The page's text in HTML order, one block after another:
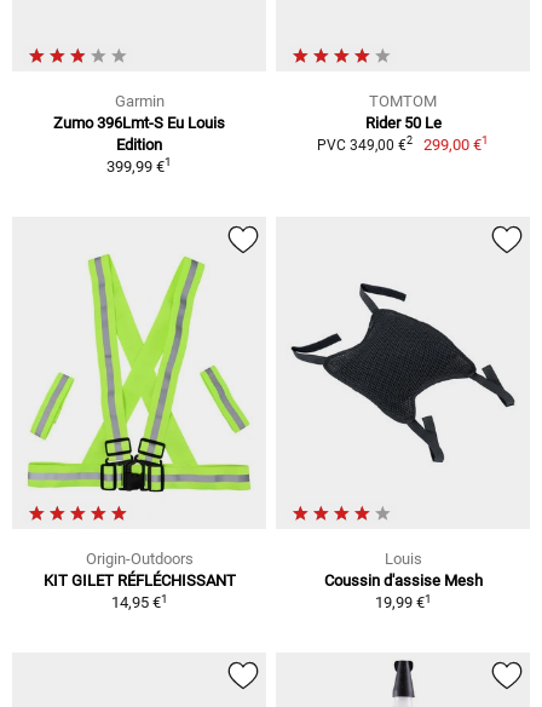
Garmin
Zumo 396Lmt-S Eu Louis
Edition
399,99 €1
TOMTOM
Rider 50 Le
PVC 349,00 €2 299,00 €1
Origin-Outdoors
KIT GILET RÉFLÉCHISSANT
14,95 €1
Louis
Coussin d'assise Mesh
19,99 €1